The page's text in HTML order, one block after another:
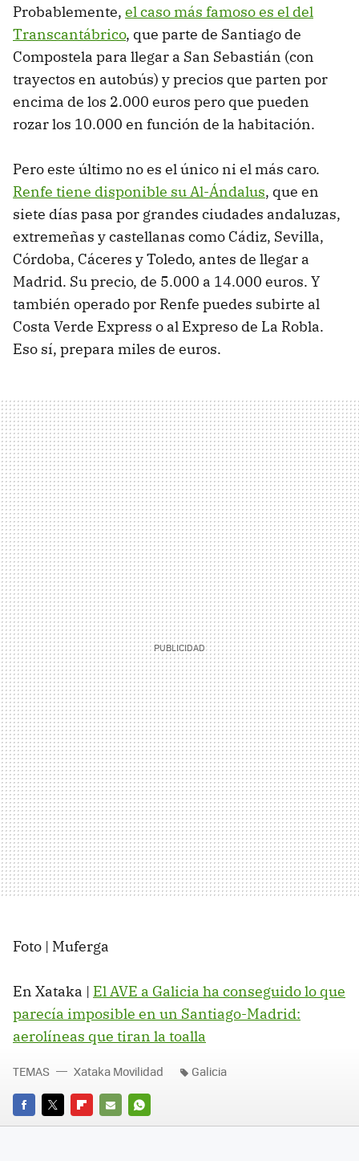
Probablemente, el caso más famoso es el del
Transcantábrico, que parte de Santiago de
Compostela para llegar a San Sebastián (con
trayectos en autobús) y precios que parten por
encima de los 2.000 euros pero que pueden
rozar los 10.000 en función de la habitación.
Pero este último no es el único ni el más caro.
Renfe tiene disponible su Al-Ándalus, que en
siete días pasa por grandes ciudades andaluzas,
extremeñas y castellanas como Cádiz, Sevilla,
Córdoba, Cáceres y Toledo, antes de llegar a
Madrid. Su precio, de 5.000 a 14.000 euros. Y
también operado por Renfe puedes subirte al
Costa Verde Express o al Expreso de La Robla.
Eso sí, prepara miles de euros.
Foto | Muferga
En Xataka | El AVE a Galicia ha conseguido lo que
parecía imposible en un Santiago-Madrid:
aerolíneas que tiran la toalla
FACEBOOK
TWITTERFLIPBOARD
E-
WHATSAPP
TEMAS Xataka Movilidad Galicia